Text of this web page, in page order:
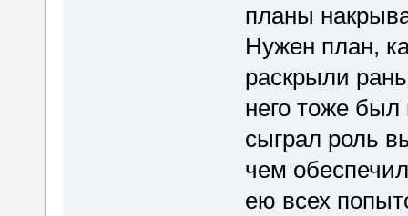
планы
Нужен план,
раскрыли
него тоже
сыграл роль
чем
ею всех